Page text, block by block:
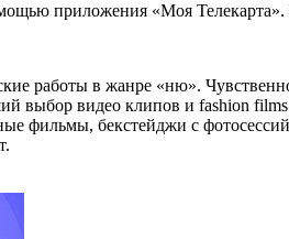
приложения «Моя
работы в жанре «ню».
выбор видео клипов и fashion
фильмы, бекстейджи с